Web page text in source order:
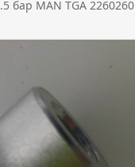
бар MAN TGA 2260260